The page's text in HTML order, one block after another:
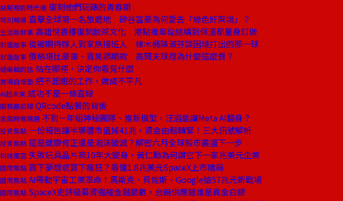
抽屜裡的時光機 復刻他們玩錶的青春期
特別報導 直擊全球第一名旅遊地 矽谷富豪為何愛去「綠色好萊塢」？
生活新鮮事 高雄悅香樓復刻飲茶文化 港點推車從結構到保溫都量身訂做
封面故事 從被期待嫁人到家族接班人 橡木桶陳淑芬談困境打出的那一球
封面故事 價格堪比豪車、買房頭期款 高爾夫球證為什麼這麼貴？
總編輯的話 站在哪裡，決定你看見什麼
商場自慢塾 把不起眼的工作，做成不平凡
AI超未來 成功不是一條直線
服務最前線 QRcode點餐的背後
金融時報精選 不到一年組神秘團隊、推新模型，汪滔能讓Meta AI翻身？
投資焦點 一份報告讓半導體市值掉41兆，資金由鬆轉緊！三大訊號解析
投資焦點 這是健康修正還是泡沫破滅？解密六月全球股市震盪下一步
科技風雲 失敗玩具晶片商10年大變身，黃仁勳為何讚它下一家兆美元企業
國際焦點 買下夢想或買下瘋狂？看懂1.8兆美元SpaceX上市賭局
國際焦點 AI帶動宇宙工業革命！馬斯克、貝佐斯、Google搶57兆元新戰場
國際焦點 SpaceX史詩級募資強碰金融變數，台廠供應鏈誰是真金白銀